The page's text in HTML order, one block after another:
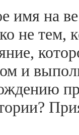
имя на
не тем,
и